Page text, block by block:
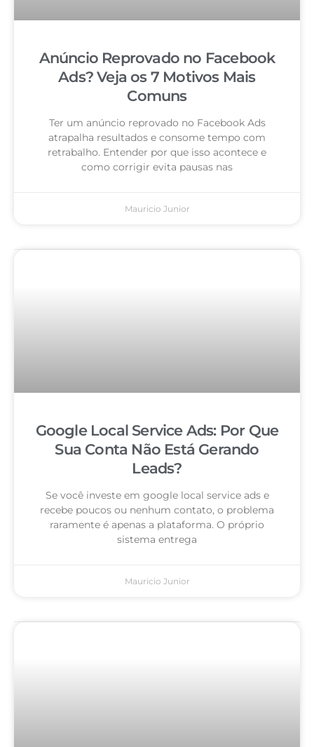
Anúncio Reprovado no Facebook
Ads? Veja os 7 Motivos Mais
Comuns
Ter um anúncio reprovado no Facebook Ads
atrapalha resultados e consome tempo com
retrabalho. Entender por que isso acontece e
como corrigir evita pausas nas
Mauricio Junior
Google Local Service Ads: Por Que
Sua Conta Não Está Gerando
Leads?
Se você investe em google local service ads e
recebe poucos ou nenhum contato, o problema
raramente é apenas a plataforma. O próprio
sistema entrega
Mauricio Junior